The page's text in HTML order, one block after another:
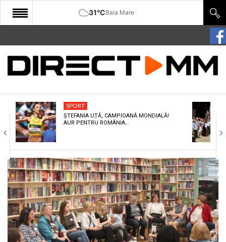
31°CBaia Mare
START
COMUNITATE
CULTURA
ECONOMIE
SANATATE
SPORT
SPECIAL
POLITIC
LIFE
SPORT
ȘTEFANIA UȚĂ, CAMPIOANĂ MONDIALĂ!
AUR PENTRU ROMÂNIA…